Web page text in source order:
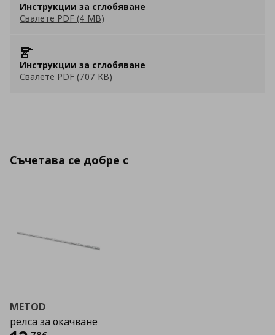
Инструкции за сглобяване
Свалете PDF (4 MB)
Инструкции за сглобяване
Свалете PDF (707 KB)
Съчетава се добре с
METOD
релса за окачване